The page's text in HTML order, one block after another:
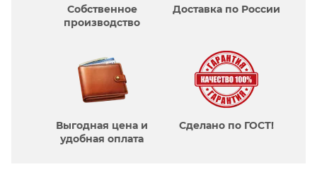
Собственное
производcтво
Доставка по России
Выгодная цена и
удобная оплата
Сделано по ГОСТ!